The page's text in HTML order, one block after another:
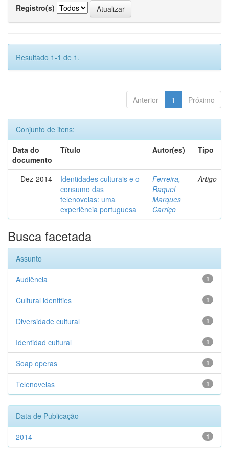
Registro(s)
Resultado 1-1 de 1.
Anterior 1 Próximo
Conjunto de itens:
Data do
documento
Título Autor(es) Tipo
Dez-2014
Identidades culturais e o
consumo das
telenovelas: uma
experiência portuguesa
Ferreira,
Raquel
Marques
Carriço
Artigo
Busca facetada
Assunto
1
Audiência
1
Cultural identities
1
Diversidade cultural
1
Identidad cultural
1
Soap operas
1
Telenovelas
Data de Publicação
1
2014